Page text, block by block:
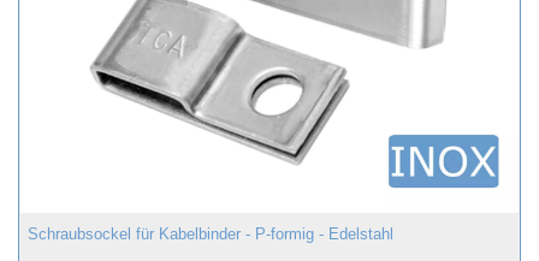
Schraubsockel für Kabelbinder - P-formig - Edelstahl